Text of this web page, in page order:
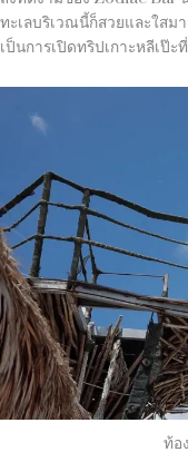
ทะเลบริเวณนี้ก็สวยและใสม
เป็นการเปิดทริปเกาะหลีเป๊
ท้อ